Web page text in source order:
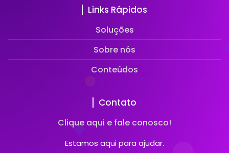
Links Rápidos
Soluções
Sobre nós
Conteúdos
Contato
Clique aqui e fale conosco!
Estamos aqui para ajudar.